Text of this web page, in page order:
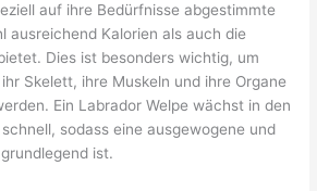
auf ihre Bedürfnisse abgestimmte
ausreichend Kalorien als auch die
Dies ist besonders wichtig, um
Skelett, ihre Muskeln und ihre Organe
Ein Labrador Welpe wächst in den
sodass eine ausgewogene und
ist.